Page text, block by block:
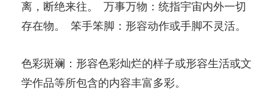
离，断绝来往。 万事万物：统指宇宙内外一切
存在物。 笨手笨脚：形容动作或手脚不灵活。
色彩斑斓：形容色彩灿烂的样子或形容生活或文
学作品等所包含的内容丰富多彩。